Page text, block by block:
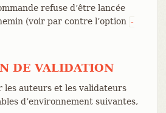
refuse d’être lancée
(voir par contre l’option -
DE VALIDATION
les auteurs et les validateurs
d’environnement suivantes,